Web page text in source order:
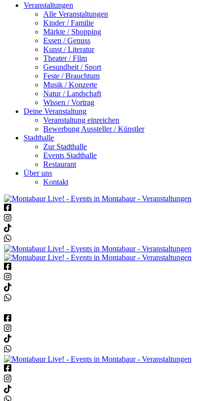
Veranstaltungen
Alle Veranstaltungen
Kinder / Familie
Märkte / Shopping
Essen / Genuss
Kunst / Literatur
Theater / Film
Gesundheit / Sport
Feste / Brauchtum
Musik / Konzerte
Natur / Landschaft
Wissen / Vortrag
Deine Veranstaltung
Veranstaltung einreichen
Bewerbung Aussteller / Künstler
Stadthalle
Zur Stadthalle
Events Stadthalle
Restaurant
Über uns
Kontakt